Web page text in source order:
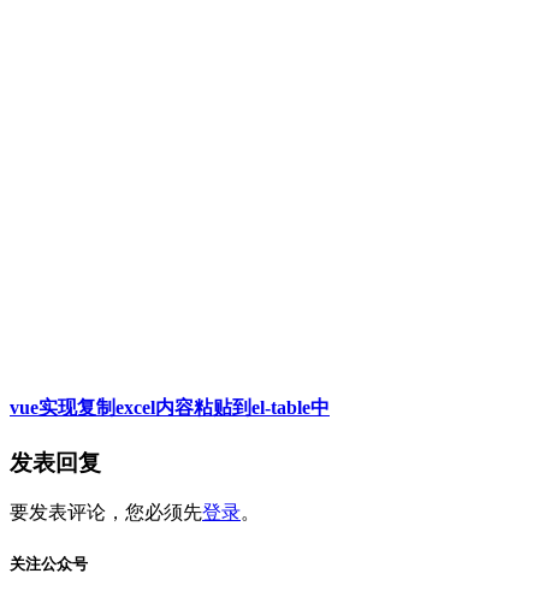
vue实现复制excel内容粘贴到el-table中
发表回复
要发表评论，您必须先登录。
关注公众号